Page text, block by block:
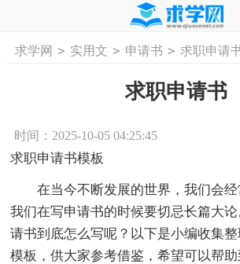
首页 工作计划 活动计划
求学网 > 实用文 > 申请书 > 求职申请
求职申请书
时间：2025-10-05 04:25:45
求职申请书模板
在当今不断发展的世界，我们会经
我们在写申请书的时候要切忌长篇大
请书到底怎么写呢？以下是小编收集
模板，供大家参考借鉴，希望可以帮